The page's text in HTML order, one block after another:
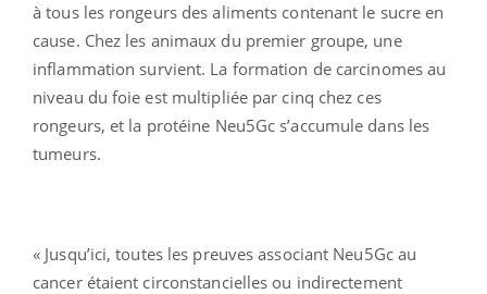
à tous les rongeurs des aliments contenant le sucre en
cause. Chez les animaux du premier groupe, une
inflammation survient. La formation de carcinomes au
niveau du foie est multipliée par cinq chez ces
rongeurs, et la protéine Neu5Gc s’accumule dans les
tumeurs.
« Jusqu’ici, toutes les preuves associant Neu5Gc au
cancer étaient circonstancielles ou indirectement